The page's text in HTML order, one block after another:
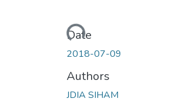
Loading...
Date
2018-07-09
Authors
JDIA SIHAM